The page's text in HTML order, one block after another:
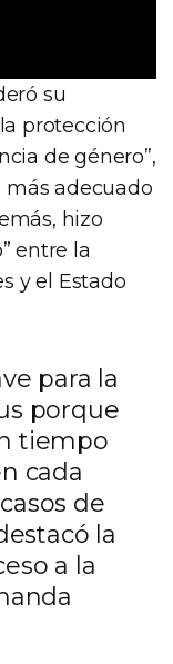
su
protección
de género”,
más adecuado
hizo
entre la
y el Estado
para la
porque
tiempo
cada
de
la
a la